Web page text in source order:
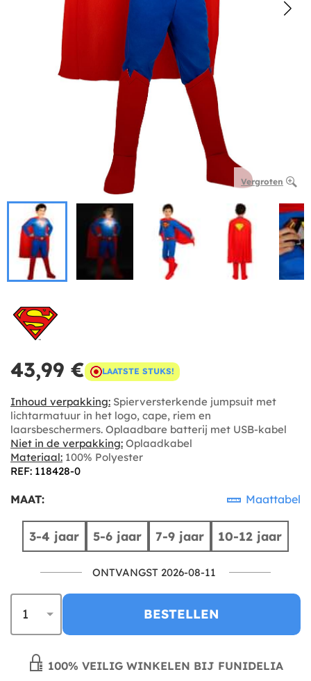
Vergroten
43,99 € LAATSTE STUKS!
Inhoud verpakking: Spierversterkende jumpsuit met
lichtarmatuur in het logo, cape, riem en
laarsbeschermers. Oplaadbare batterij met USB-kabel
Niet in de verpakking: Oplaadkabel
Materiaal: 100% Polyester
REF: 118428-0
MAAT: Maattabel
3-4 jaar 5-6 jaar 7-9 jaar 10-12 jaar
ONTVANGST 2026-08-11
BESTELLEN
100% VEILIG WINKELEN BIJ FUNIDELIA